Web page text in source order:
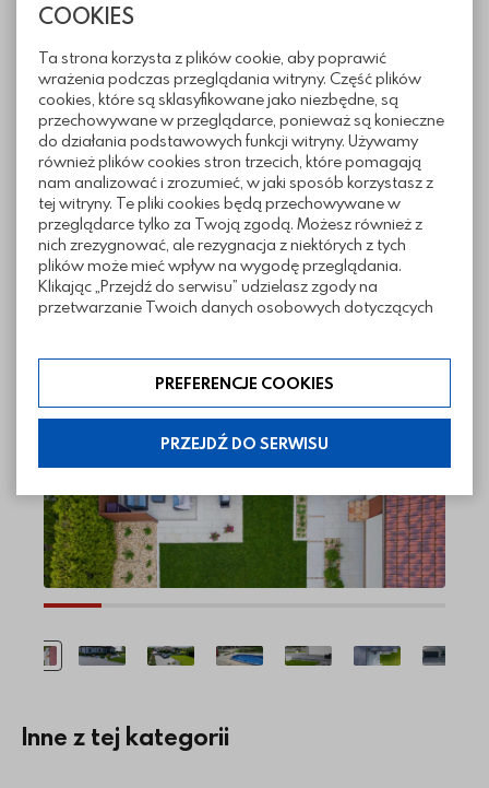
COOKIES
Ta strona korzysta z plików cookie, aby poprawić
wrażenia podczas przeglądania witryny. Część plików
cookies, które są sklasyfikowane jako niezbędne, są
przechowywane w przeglądarce, ponieważ są konieczne
do działania podstawowych funkcji witryny. Używamy
również plików cookies stron trzecich, które pomagają
nam analizować i zrozumieć, w jaki sposób korzystasz z
tej witryny. Te pliki cookies będą przechowywane w
przeglądarce tylko za Twoją zgodą. Możesz również z
nich zrezygnować, ale rezygnacja z niektórych z tych
plików może mieć wpływ na wygodę przeglądania.
Klikając „Przejdź do serwisu” udzielasz zgody na
przetwarzanie Twoich danych osobowych dotyczących
zakres klikając w „Preferencje cookies”. W każdej chwili
możesz modyfikować udzielone zgody w zakładce:
informacje i regulaminy — ustawienia cookies.
PREFERENCJE COOKIES
PRZEJDŹ DO SERWISU
Informacje techniczne
Sposoby ułożenia
Pliki do pobrania
Inne z tej kategorii